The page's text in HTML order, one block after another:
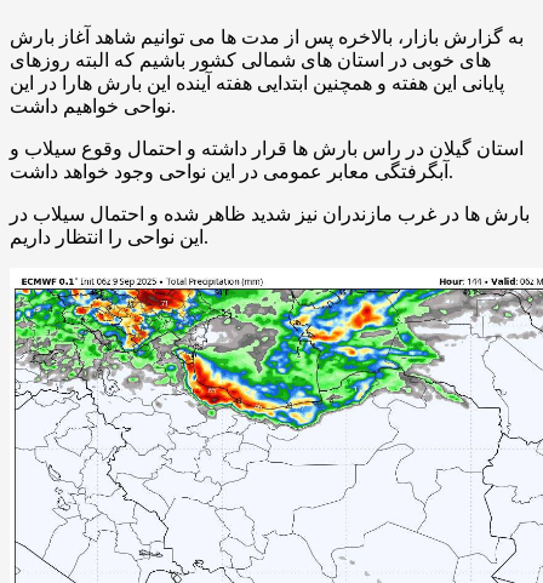
به گزارش بازار، بالاخره پس از مدت ها می توانیم شاهد آغاز بارش
های خوبی در استان های شمالی کشور باشیم که البته روزهای
پایانی این هفته و همچنین ابتدایی هفته آینده این بارش هارا در این
نواحی خواهیم داشت.
استان گیلان در راس بارش ها قرار داشته و احتمال وقوع سیلاب و
آبگرفتگی معابر عمومی در این نواحی وجود خواهد داشت.
بارش ها در غرب مازندران نیز شدید ظاهر شده و احتمال سیلاب در
این نواحی را انتظار داریم.